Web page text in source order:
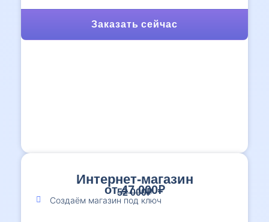
Заказать сейчас
Интернет-магазин
от 47 000₽
52 000₽
Создаём магазин под ключ